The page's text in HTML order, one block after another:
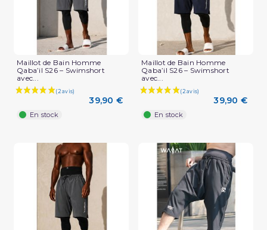
Maillot de Bain Homme
Qaba’il S26 – Swimshort
avec...
39,90 €
En stock
Maillot de Bain Homme
Qaba’il S26 – Swimshort
avec...
39,90 €
En stock